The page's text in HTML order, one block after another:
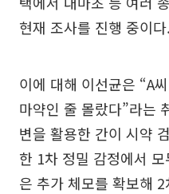
현재 조사를 진행 중이다.
이에 대해 이선균은 “A
마약인 줄 몰랐다”라는
변을 활용한 간이 시약
한 1차 정밀 감정에서
은 추가 체모를 확보해